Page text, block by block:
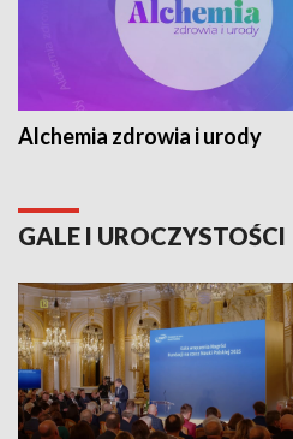
Alchemia zdrowia i urody
GALE I UROCZYSTOŚCI